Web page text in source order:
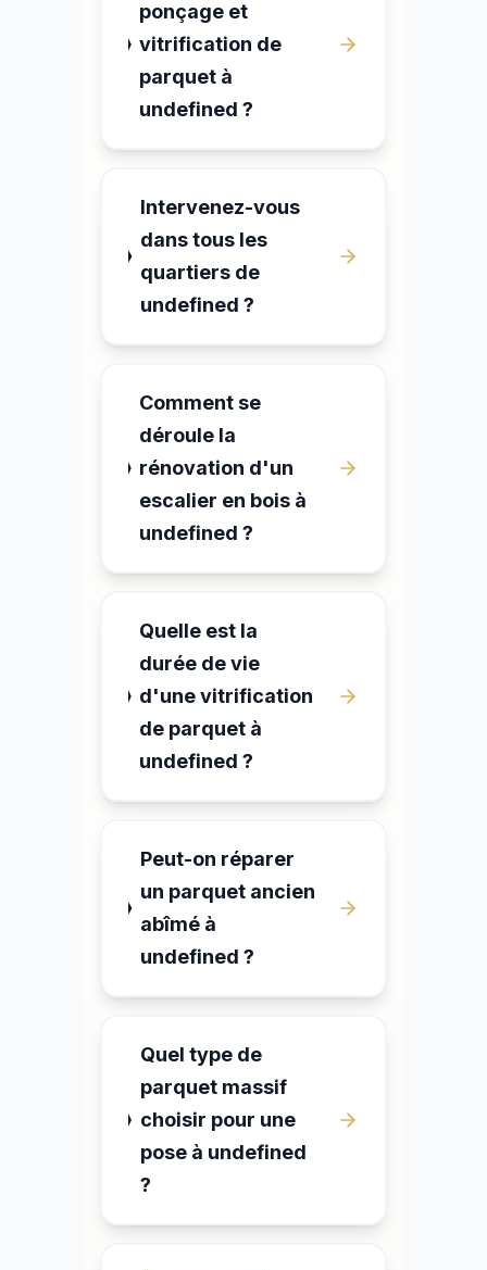
ponçage et
vitrification de
parquet à
undefined ?
Intervenez-vous
dans tous les
quartiers de
undefined ?
Comment se
déroule la
rénovation d'un
escalier en bois à
undefined ?
Quelle est la
durée de vie
d'une vitrification
de parquet à
undefined ?
Peut-on réparer
un parquet ancien
abîmé à
undefined ?
Quel type de
parquet massif
choisir pour une
pose à undefined
?